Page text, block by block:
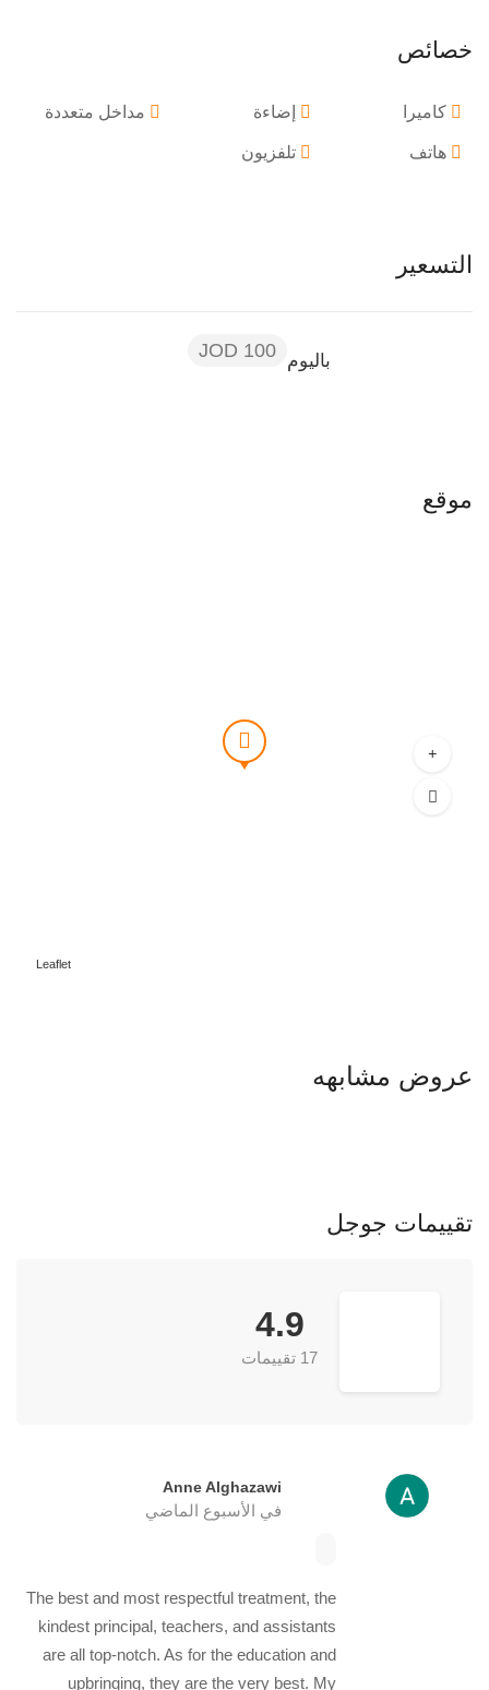
خصائص
كاميرا إضاءة مداخل متعددة
هاتف تلفزيون
التسعير
باليوم 100 JOD
موقع
Leaflet
عروض مشابهه
تقييمات جوجل
4.9
17 تقييمات
Anne Alghazawi
في الأسبوع الماضي
The best and most respectful treatment, the
kindest principal, teachers, and assistants
are all top-notch. As for the education and
upbringing, they are the very best. My